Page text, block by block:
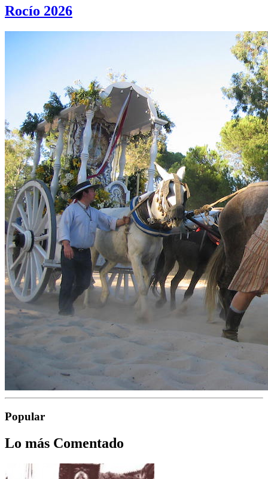
Rocío 2026
Popular
Lo más Comentado